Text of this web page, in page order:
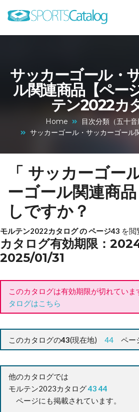
サッカーゴール・
ル関連商品【ペー
テン2022カ
Home 目次分類（五十音
サッカーゴール・サッカーゴール
「 サッカーゴー
ーゴール関連商
しですか？
モルテン2022カタログ の ページ43 を閲
カタログ有効期限：
2025/01/31
このカタログは有効期限が切れてい
タログはこちら
このカタログの43(現在地) 44 ペー
他のカタログでは
モルテン2023カタログ43 44
ページにも掲載されています。